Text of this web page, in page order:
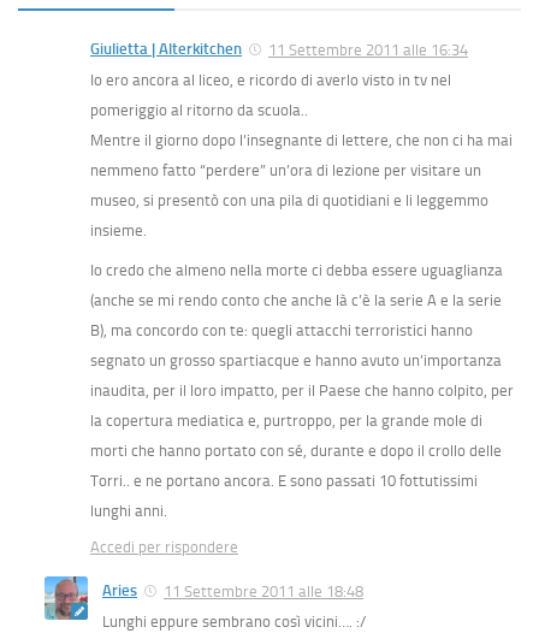
Giulietta | Alterkitchen
11 Settembre 2011 alle 16:34
Io ero ancora al liceo, e ricordo di averlo visto in tv nel
pomeriggio al ritorno da scuola..
Mentre il giorno dopo l’insegnante di lettere, che non ci ha mai
nemmeno fatto “perdere” un’ora di lezione per visitare un
museo, si presentò con una pila di quotidiani e li leggemmo
insieme.
Io credo che almeno nella morte ci debba essere uguaglianza
(anche se mi rendo conto che anche là c’è la serie A e la serie
B), ma concordo con te: quegli attacchi terroristici hanno
segnato un grosso spartiacque e hanno avuto un’importanza
inaudita, per il loro impatto, per il Paese che hanno colpito, per
la copertura mediatica e, purtroppo, per la grande mole di
morti che hanno portato con sé, durante e dopo il crollo delle
Torri.. e ne portano ancora. E sono passati 10 fottutissimi
lunghi anni.
Accedi per rispondere
Aries
11 Settembre 2011 alle 18:48
Lunghi eppure sembrano così vicini…. :/